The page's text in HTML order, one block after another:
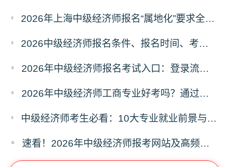
2026年上海中级经济师报名“属地化”要求全解析：社保、户籍与工作地如何认定?
2026中级经济师报名条件、报名时间、考试时间已公布！速查你是否符合?
2026年中级经济师报名考试入口：登录流程与常见问题处理指南
2026年中级经济师工商专业好考吗？通过率与备考攻略分析
中级经济师考生必看：10大专业就业前景与难度测评（附选专业口诀）
速看！2026年中级经济师报考网站及高频问题汇总